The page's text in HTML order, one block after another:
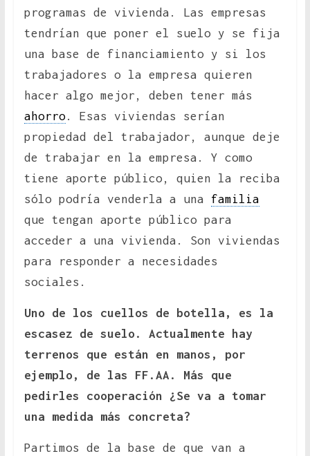
programas de vivienda. Las empresas
tendrían que poner el suelo y se fija
una base de financiamiento y si los
trabajadores o la empresa quieren
hacer algo mejor, deben tener más
ahorro. Esas viviendas serían
propiedad del trabajador, aunque deje
de trabajar en la empresa. Y como
tiene aporte público, quien la reciba
sólo podría venderla a una familia
que tengan aporte público para
acceder a una vivienda. Son viviendas
para responder a necesidades
sociales.
Uno de los cuellos de botella, es la
escasez de suelo. Actualmente hay
terrenos que están en manos, por
ejemplo, de las FF.AA. Más que
pedirles cooperación ¿Se va a tomar
una medida más concreta?
Partimos de la base de que van a